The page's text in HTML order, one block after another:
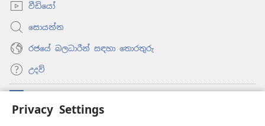
Privacy Settings
වීඩියෝ
සොයන්න
රජයේ බලධාරීන් සඳහා තොරතුරු
උදව්
(opens
new